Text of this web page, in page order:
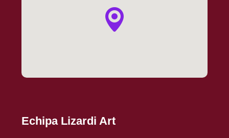
Echipa Lizardi Art